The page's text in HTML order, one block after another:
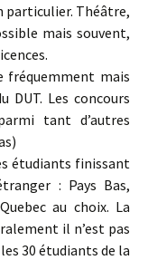
particulier. Théâtre,
mais souvent,
fréquemment mais
DUT. Les concours
tant d’autres
étudiants finissant
: Pays Bas,
au choix. La
il n’est pas
30 étudiants de la